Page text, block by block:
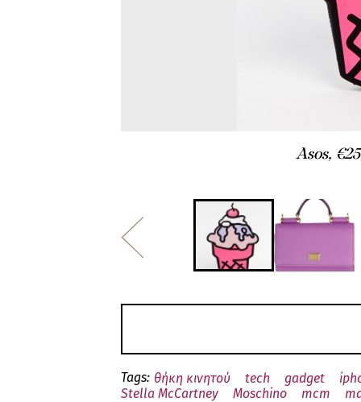
Asos,
Tags: θήκη κινητού tech gadget
Stella McCartney
Moschino mcm